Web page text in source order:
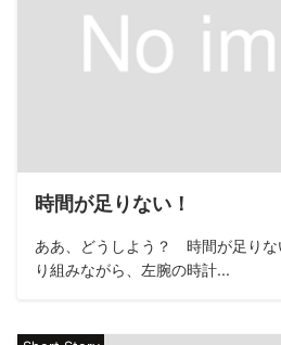
時間が足りない！
ああ、どうしよう？ 時間が足りな
り組みながら、左腕の時計...